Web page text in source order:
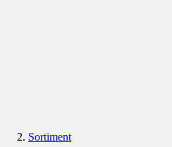
Sortiment